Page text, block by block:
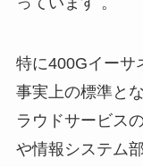
特に400Gイーサ
事実上の標準と
ラウドサービス
や情報システム